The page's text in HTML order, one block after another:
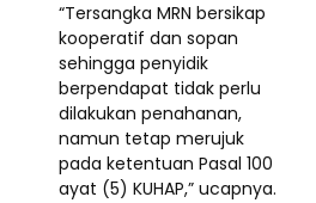
“Tersangka MRN bersikap
kooperatif dan sopan
sehingga penyidik
berpendapat tidak perlu
dilakukan penahanan,
namun tetap merujuk
pada ketentuan Pasal 100
ayat (5) KUHAP,” ucapnya.